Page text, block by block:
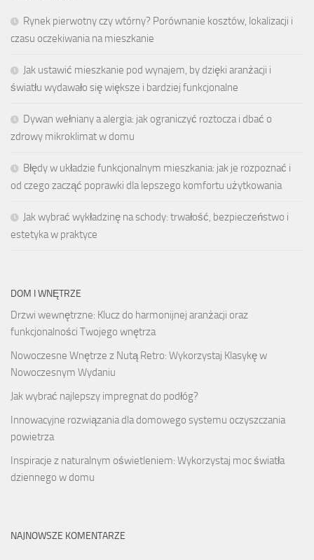
Rynek pierwotny czy wtórny? Porównanie kosztów, lokalizacji i
czasu oczekiwania na mieszkanie
Jak ustawić mieszkanie pod wynajem, by dzięki aranżacji i
światłu wydawało się większe i bardziej funkcjonalne
Dywan wełniany a alergia: jak ograniczyć roztocza i dbać o
zdrowy mikroklimat w domu
Błędy w układzie funkcjonalnym mieszkania: jak je rozpoznać i
od czego zacząć poprawki dla lepszego komfortu użytkowania
Jak wybrać wykładzinę na schody: trwałość, bezpieczeństwo i
estetyka w praktyce
DOM I WNĘTRZE
Drzwi wewnętrzne: Klucz do harmonijnej aranżacji oraz
funkcjonalności Twojego wnętrza
Nowoczesne Wnętrze z Nutą Retro: Wykorzystaj Klasykę w
Nowoczesnym Wydaniu
Jak wybrać najlepszy impregnat do podłóg?
Innowacyjne rozwiązania dla domowego systemu oczyszczania
powietrza
Inspiracje z naturalnym oświetleniem: Wykorzystaj moc światła
dziennego w domu
NAJNOWSZE KOMENTARZE